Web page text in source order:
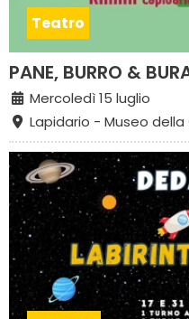
Teatro
PANE, BURRO &
Mercoledì 15 luglio
Lapidario - Museo